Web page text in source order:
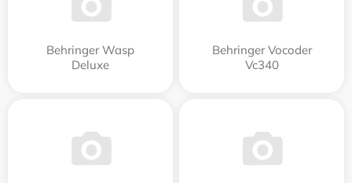
Behringer Wasp
Deluxe
Behringer Vocoder
Vc340